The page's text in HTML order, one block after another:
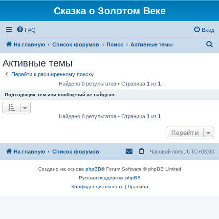
Сказка о Золотом Веке
FAQ Вход
На главную Список форумов Поиск Активные темы
Активные темы
Перейти к расширенному поиску
Найдено 0 результатов • Страница 1 из 1
Подходящих тем или сообщений не найдено.
Найдено 0 результатов • Страница 1 из 1
Перейти
На главную Список форумов Часовой пояс: UTC+03:00
Создано на основе phpBB® Forum Software © phpBB Limited
Русская поддержка phpBB
Конфиденциальность| Правила